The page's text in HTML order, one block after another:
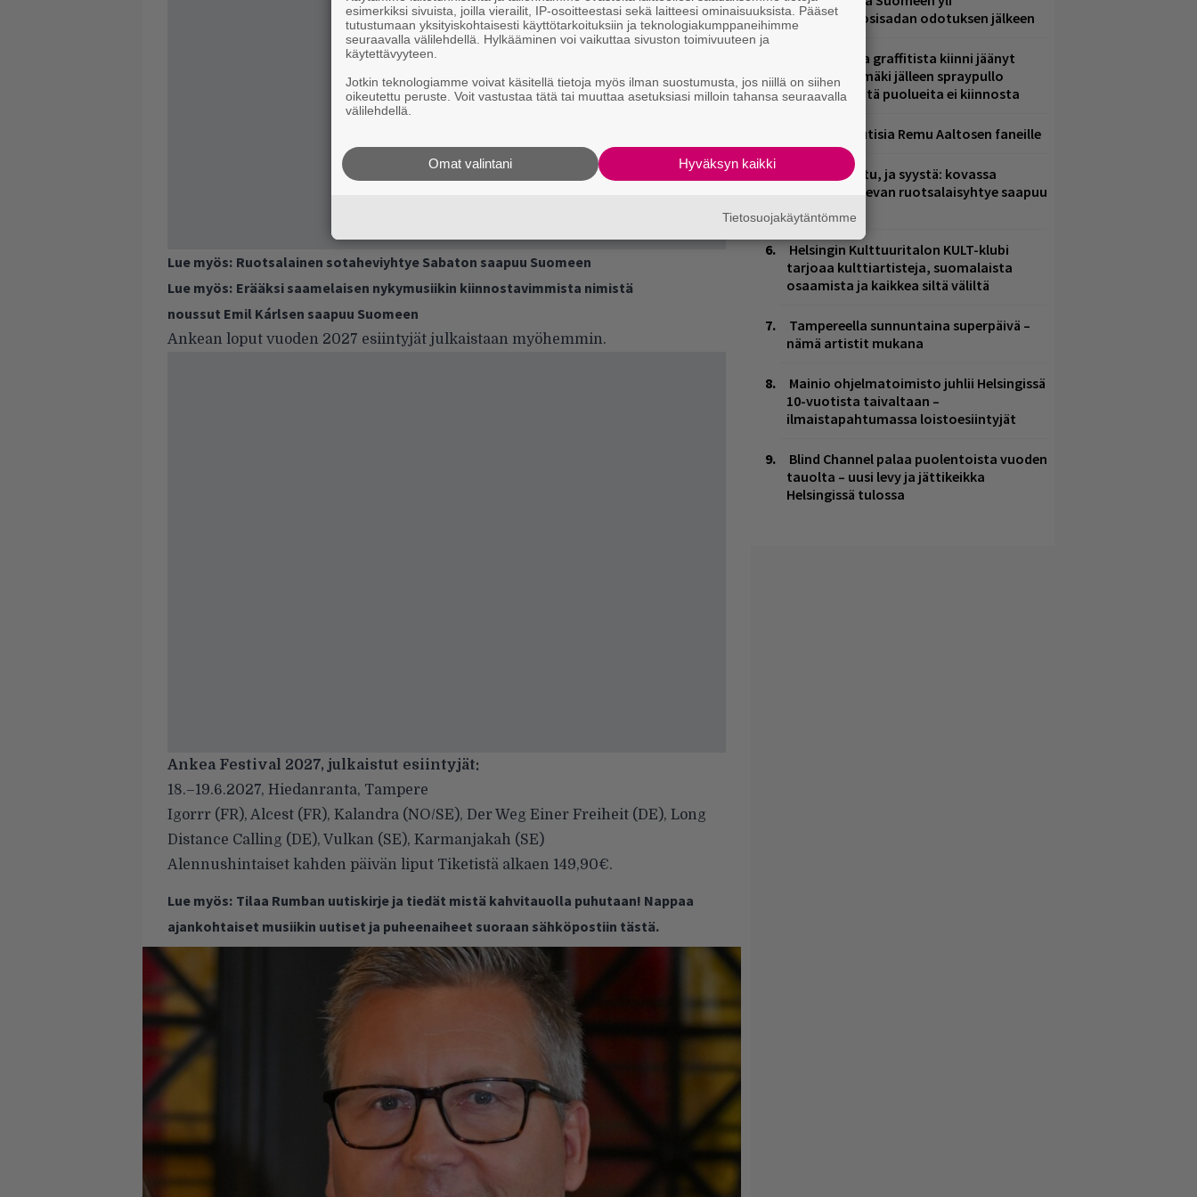
Lue myös: Ruotsalainen sotaheviyhtye Sabaton saapuu Suomeen
Lue myös: Erääksi saamelaisen nykymusiikin kiinnostavimmista nimistä
noussut Emil Kárlsen saapuu Suomeen
Ankean loput vuoden 2027 esiintyjät julkaistaan myöhemmin.
Ankea Festival 2027, julkaistut esiintyjät:
18.–19.6.2027, Hiedanranta, Tampere
Igorrr (FR), Alcest (FR), Kalandra (NO/SE), Der Weg Einer Freiheit (DE), Long
Distance Calling (DE), Vulkan (SE), Karmanjakah (SE)
Alennushintaiset kahden päivän liput Tiketistä alkaen 149,90€.
Lue myös: Tilaa Rumban uutiskirje ja tiedät mistä kahvitauolla puhutaan! Nappaa
ajankohtaiset musiikin uutiset ja puheenaiheet suoraan sähköpostiin tästä.
neljännesvuosisadan odotuksen jälkeen
Laittomasta graffitista kiinni jäänyt
Paavo Arhinmäki jälleen spraypullo
kädessä – näitä puolueita ei kiinnosta
Mainioita uutisia Remu Aaltosen faneille
Kent mainittu, ja syystä: kovassa
nosteessa olevan ruotsalaisyhtye saapuu
Suomeen
Helsingin Kulttuuritalon KULT-klubi
tarjoaa kulttiartisteja, suomalaista
osaamista ja kaikkea siltä väliltä
Tampereella sunnuntaina superpäivä –
nämä artistit mukana
Mainio ohjelmatoimisto juhlii Helsingissä
10-vuotista taivaltaan –
ilmaistapahtumassa loistoesiintyjät
Blind Channel palaa puolentoista vuoden
tauolta – uusi levy ja jättikeikka
Helsingissä tulossa
esimerkiksi sivuista, joilla vierailit, IP-osoitteestasi sekä laitteesi ominaisuuksista. Pääset
tutustumaan yksityiskohtaisesti käyttötarkoituksiin ja teknologiakumppaneihimme
seuraavalla välilehdellä. Hylkääminen voi vaikuttaa sivuston toimivuuteen ja
käytettävyyteen.
Jotkin teknologiamme voivat käsitellä tietoja myös ilman suostumusta, jos niillä on siihen
oikeutettu peruste. Voit vastustaa tätä tai muuttaa asetuksiasi milloin tahansa seuraavalla
välilehdellä.
Hyväksyn kaikki
Omat valintani
Tietosuojakäytäntömme